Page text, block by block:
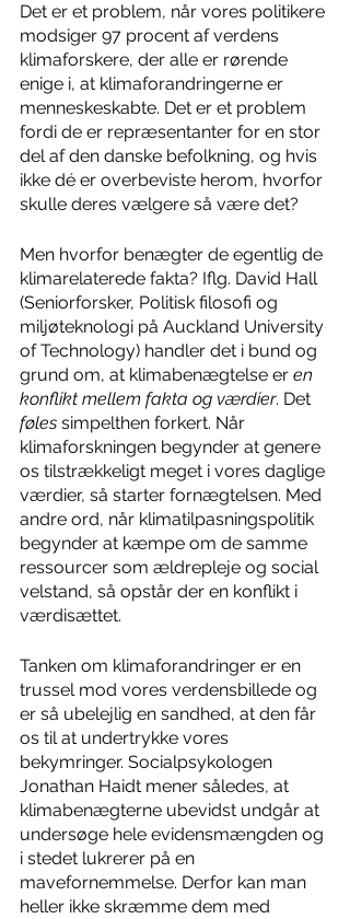
Det er et problem, når vores politikere
modsiger 97 procent af verdens
klimaforskere, der alle er rørende
enige i, at klimaforandringerne er
menneskeskabte. Det er et problem
fordi de er repræsentanter for en stor
del af den danske befolkning, og hvis
ikke dé er overbeviste herom, hvorfor
skulle deres vælgere så være det?
Men hvorfor benægter de egentlig de
klimarelaterede fakta? Iflg. David Hall
(Seniorforsker, Politisk filosofi og
miljøteknologi på Auckland University
of Technology) handler det i bund og
grund om, at klimabenægtelse er en
konflikt mellem fakta og værdier. Det
føles simpelthen forkert. Når
klimaforskningen begynder at genere
os tilstrækkeligt meget i vores daglige
værdier, så starter fornægtelsen. Med
andre ord, når klimatilpasningspolitik
begynder at kæmpe om de samme
ressourcer som ældrepleje og social
velstand, så opstår der en konflikt i
værdisættet.
Tanken om klimaforandringer er en
trussel mod vores verdensbillede og
er så ubelejlig en sandhed, at den får
os til at undertrykke vores
bekymringer. Socialpsykologen
Jonathan Haidt mener således, at
klimabenægterne ubevidst undgår at
undersøge hele evidensmængden og
i stedet lukrerer på en
mavefornemmelse. Derfor kan man
heller ikke skræmme dem med